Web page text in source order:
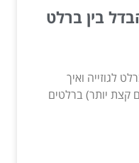
בין ברלט
לגוזייה ואיך
קצת יותר) ברלטים